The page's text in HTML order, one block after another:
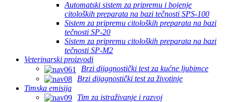
Automatski sistem za pripremu i bojenje
citoloških preparata na bazi tečnosti SPS-100
Sistem za pripremu citoloških preparata na bazi
tečnosti SP-20
Sistem za pripremu citoloških preparata na bazi
tečnosti SP-M2
Veterinarski proizvodi
Brzi dijagnostički test za kućne ljubimce
Brzi dijagnostički test za životinje
Timska emisija
Tim za istraživanje i razvoj